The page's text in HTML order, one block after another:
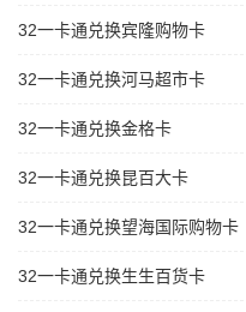
32一卡通兑换宾隆购物卡
32一卡通兑换河马超市卡
32一卡通兑换金格卡
32一卡通兑换昆百大卡
32一卡通兑换望海国际购物卡
32一卡通兑换生生百货卡